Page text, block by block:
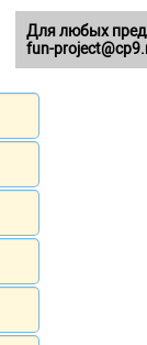
Для любых
fun-